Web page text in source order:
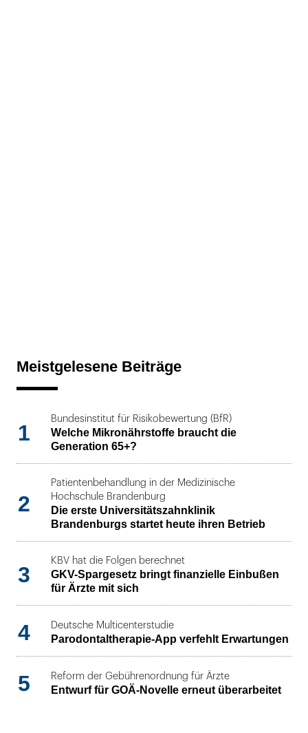
Meistgelesene Beiträge
1
Bundesinstitut für Risikobewertung (BfR)
Welche Mikronährstoffe braucht die
Generation 65+?
2
Patientenbehandlung in der Medizinische
Hochschule Brandenburg
Die erste Universitätszahnklinik
Brandenburgs startet heute ihren Betrieb
3
KBV hat die Folgen berechnet
GKV-Spargesetz bringt finanzielle Einbußen
für Ärzte mit sich
4 Deutsche Multicenterstudie
Parodontaltherapie-App verfehlt Erwartungen
5 Reform der Gebührenordnung für Ärzte
Entwurf für GOÄ-Novelle erneut überarbeitet